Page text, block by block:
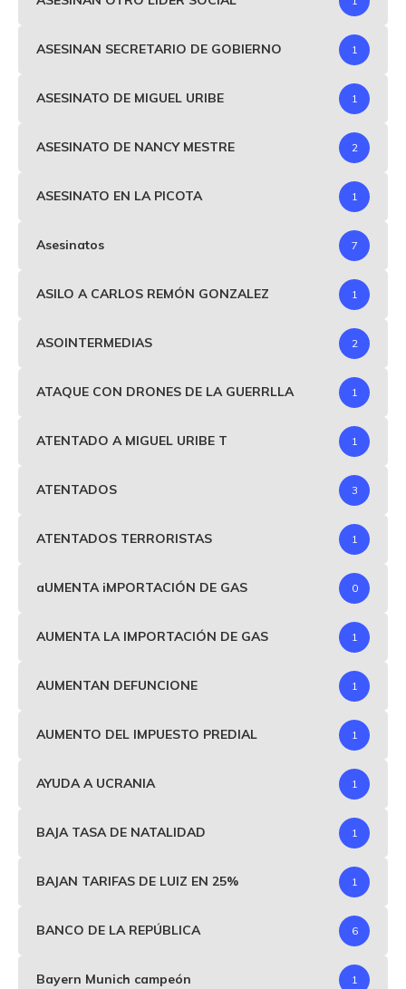
ASESINAN SECRETARIO DE GOBIERNO 1
ASESINATO DE MIGUEL URIBE 1
ASESINATO DE NANCY MESTRE 2
ASESINATO EN LA PICOTA 1
Asesinatos 7
ASILO A CARLOS REMÓN GONZALEZ 1
ASOINTERMEDIAS 2
ATAQUE CON DRONES DE LA GUERRLLA 1
ATENTADO A MIGUEL URIBE T 1
ATENTADOS 3
ATENTADOS TERRORISTAS 1
aUMENTA iMPORTACIÓN DE GAS 0
AUMENTA LA IMPORTACIÓN DE GAS 1
AUMENTAN DEFUNCIONE 1
AUMENTO DEL IMPUESTO PREDIAL 1
AYUDA A UCRANIA 1
BAJA TASA DE NATALIDAD 1
BAJAN TARIFAS DE LUIZ EN 25% 1
BANCO DE LA REPÚBLICA 6
Bayern Munich campeón 1